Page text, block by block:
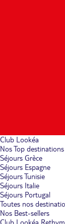
Club Lookéa
Nos Top destinations
Séjours Grèce
Séjours Espagne
Séjours Tunisie
Séjours Italie
Séjours Portugal
Toutes nos
Nos Best-sellers